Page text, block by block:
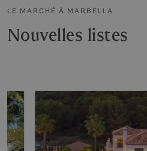
LE MARCHÉ À MARBELLA
Nouvelles listes